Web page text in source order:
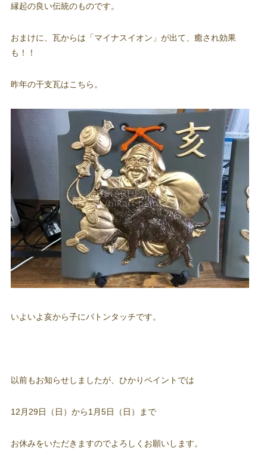
縁起の良い伝統のものです。
おまけに、瓦からは「マイナスイオン」が出て、癒され効果
も！！
昨年の干支瓦はこちら。
いよいよ亥から子にバトンタッチです。
以前もお知らせしましたが、ひかりペイントでは
12月29日（日）から1月5日（日）まで
お休みをいただきますのでよろしくお願いします。